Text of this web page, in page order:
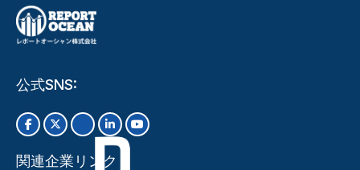
公式SNS:
関連企業リンク